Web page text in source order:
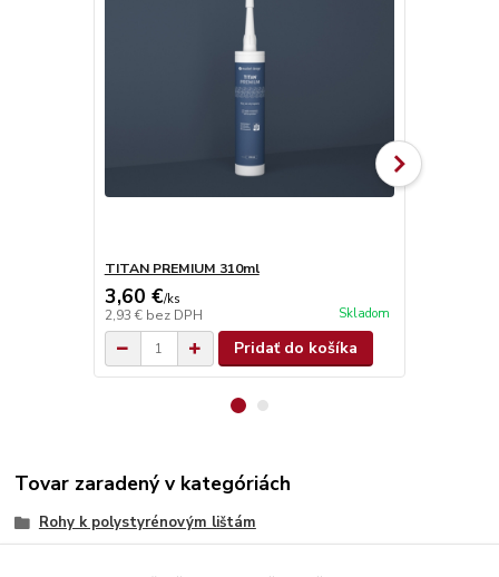
TITAN PREMIUM 310ml
3,60 €/ks
2,93 € bez DPH Skladom
Pridať do košíka
Tovar zaradený v kategóriách
Rohy k polystyrénovým lištám